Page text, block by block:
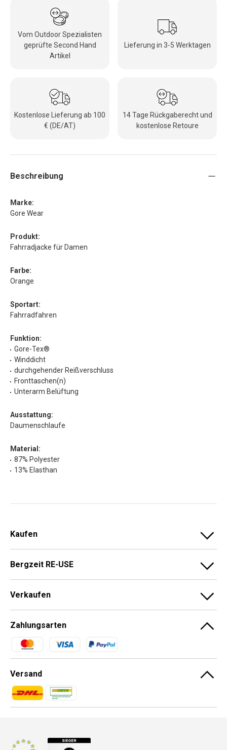
Vom Outdoor Spezialisten
geprüfte Second Hand
Artikel
Lieferung in 3-5 Werktagen
Kostenlose Lieferung ab 100
€ (DE/AT)
14 Tage Rückgaberecht und
kostenlose Retoure
Beschreibung
Marke:
Gore Wear
Produkt:
Fahrradjacke für Damen
Farbe:
Orange
Sportart:
Fahrradfahren
Funktion:
Gore-Tex®
Winddicht
durchgehender Reißverschluss
Fronttaschen(n)
Unterarm Belüftung
Ausstattung:
Daumenschlaufe
Material:
87% Polyester
13% Elasthan
Kaufen
Bergzeit RE-USE
Verkaufen
Zahlungsarten
Zahlungsmethoden
Versand
Zahlungsmethoden
Zahlungsmethoden